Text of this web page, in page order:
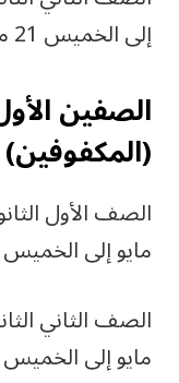
إلى الخميس 21 مايو 2026.
الصفين
(المكفوفين)
مايو إلى الخميس 21 مايو 2026.
مايو إلى الخميس 21 مايو 2026.